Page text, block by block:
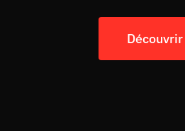
Découvrir